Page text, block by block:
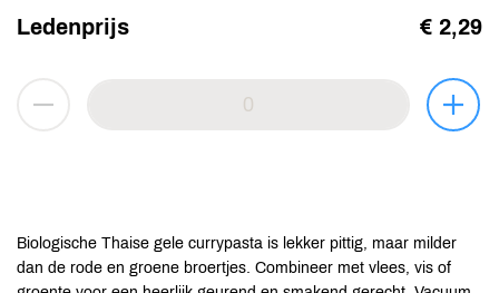
Ledenprijs € 2,29
Biologische Thaise gele currypasta is lekker pittig, maar milder
dan de rode en groene broertjes. Combineer met vlees, vis of